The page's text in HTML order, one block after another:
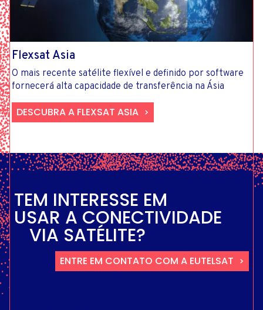
Flexsat Asia
O mais recente satélite flexível e definido por software
fornecerá alta capacidade de transferência na Ásia
DESCUBRA A FLEXSAT ASIA
TEM INTERESSE EM
USAR A CONECTIVIDADE
VIA SATÉLITE?
ENTRE EM CONTATO COM A EUTELSAT